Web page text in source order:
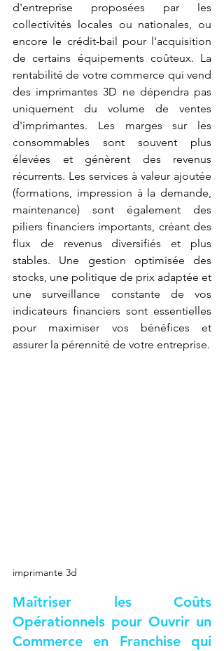
d'entreprise proposées par les
collectivités locales ou nationales, ou
encore le crédit-bail pour l'acquisition
de certains équipements coûteux. La
rentabilité de votre commerce qui vend
des imprimantes 3D ne dépendra pas
uniquement du volume de ventes
d'imprimantes. Les marges sur les
consommables sont souvent plus
élevées et génèrent des revenus
récurrents. Les services à valeur ajoutée
(formations, impression à la demande,
maintenance) sont également des
piliers financiers importants, créant des
flux de revenus diversifiés et plus
stables. Une gestion optimisée des
stocks, une politique de prix adaptée et
une surveillance constante de vos
indicateurs financiers sont essentielles
pour maximiser vos bénéfices et
assurer la pérennité de votre entreprise.
imprimante 3d
Maîtriser les Coûts
Opérationnels pour Ouvrir un
Commerce en Franchise qui